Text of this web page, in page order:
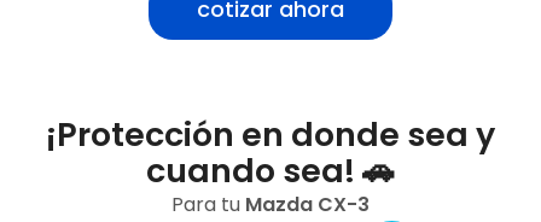
cotizar ahora
¡Protección en donde sea y
cuando sea! 🚗
Para tu Mazda CX-3